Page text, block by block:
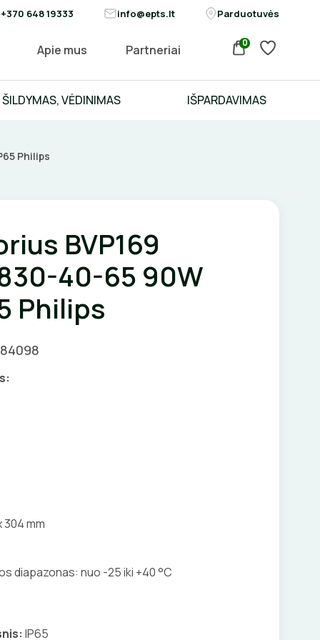
+370 648 19333 info@epts.lt Parduotuvės
Apie mus Partneriai 0
ŠILDYMAS, VĖDINIMAS IŠPARDAVIMAS
Philips
BVP169
40-65 90W
Philips
304 mm
diapazonas: nuo -25 iki +40 °C
IP65